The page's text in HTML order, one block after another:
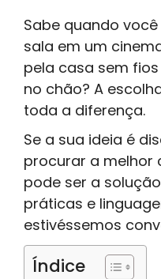
Sabe quando
sala em um
pela casa sem
no chão? A
toda a diferença.
Se a sua ideia é
procurar a melhor
pode ser a
práticas e
estivéssemos
Índice